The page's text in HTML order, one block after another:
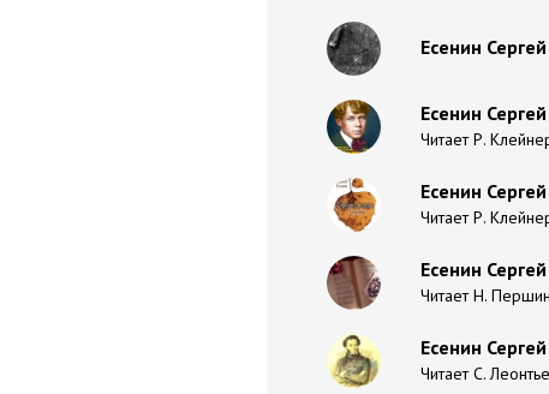
Есенин
Есенин
Читает Р.
Есенин
Читает Р.
Есенин
Читает Н. Першин
Есенин
Читает С.